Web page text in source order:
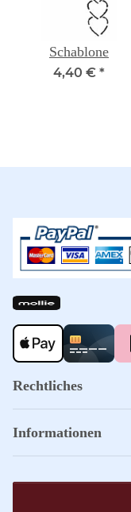
Schablone
4,40 € *
Rechtliches
Informationen